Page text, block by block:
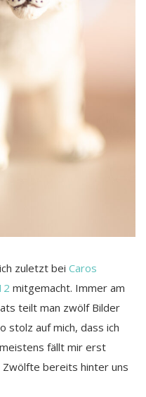
zuletzt bei Caros
mitgemacht. Immer am
teilt man zwölf Bilder
stolz auf mich, dass ich
fällt mir erst
bereits hinter uns